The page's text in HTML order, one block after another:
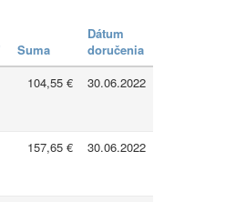
Suma
Dátum
doručenia
104,55 € 30.06.2022
157,65 € 30.06.2022